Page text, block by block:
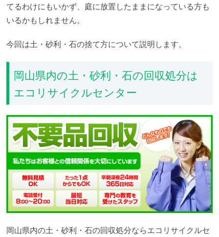
てるわけにもいかず、庭に放置したままになっている方も
いるかもしれません。
今回は土・砂利・石の捨て方について説明します。
岡山県内の土・砂利・石の回収処分は
エコリサイクルセンター
岡山県内の土・砂利・石の回収処分ならエコリサイクルセ